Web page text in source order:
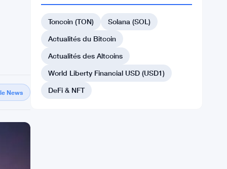
News
Toncoin (TON)
Solana (SOL)
Actualités du Bitcoin
Actualités des Altcoins
World Liberty Financial USD (USD1)
DeFi & NFT